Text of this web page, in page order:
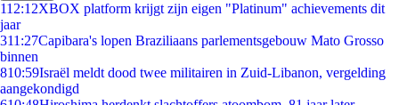
112:12XBOX platform krijgt zijn eigen "Platinum" achievements dit
jaar
311:27Capibara's lopen Braziliaans parlementsgebouw Mato Grosso
binnen
810:59Israël meldt dood twee militairen in Zuid-Libanon, vergelding
aangekondigd